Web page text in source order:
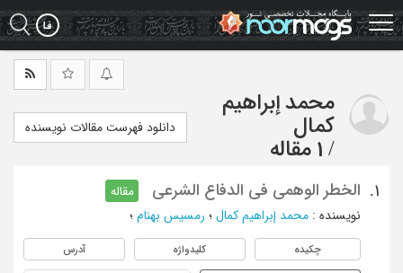
Skip
to
main
محمد إبراهیم
کمال
/ 1 مقاله
دانلود فهرست مقالات نویسنده
1. الخطر الوهمی فی الدفاع الشرعی
مقاله
نویسنده : محمد إبراهیم کمال ؛ رمسیس بهنام ؛
چکیده کلیدواژه آدرس